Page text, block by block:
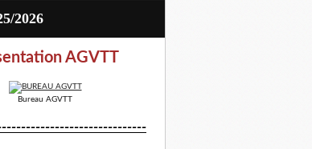
2026
AGVTT
Bureau AGVTT